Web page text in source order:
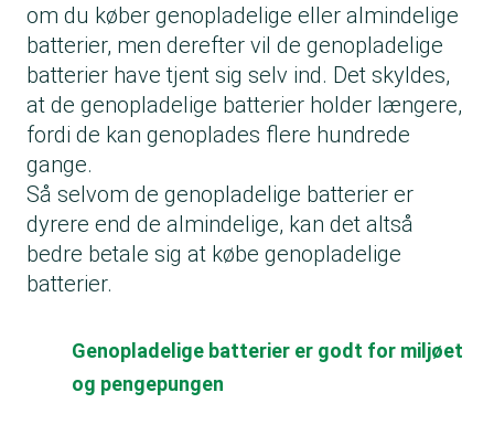
om du køber genopladelige eller almindelige
batterier, men derefter vil de genopladelige
batterier have tjent sig selv ind. Det skyldes,
at de genopladelige batterier holder længere,
fordi de kan genoplades flere hundrede
gange.
Så selvom de genopladelige batterier er
dyrere end de almindelige, kan det altså
bedre betale sig at købe genopladelige
batterier.
Genopladelige batterier er godt for miljøet
og pengepungen